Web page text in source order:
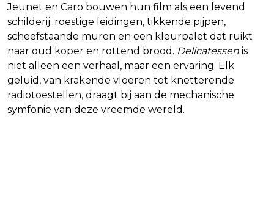
Jeunet en Caro bouwen hun film als een levend
schilderij: roestige leidingen, tikkende pijpen,
scheefstaande muren en een kleurpalet dat ruikt
naar oud koper en rottend brood. Delicatessen is
niet alleen een verhaal, maar een ervaring. Elk
geluid, van krakende vloeren tot knetterende
radiotoestellen, draagt bij aan de mechanische
symfonie van deze vreemde wereld.